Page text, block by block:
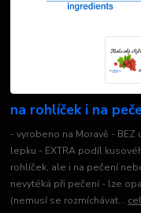
na rohlíček i na
- vyrobeno na Moravě -
lepku - EXTRA podíl
rohlíček, ale i na pečení
nevytéká při pečení - lze
(nemusí se rozmíchávat...